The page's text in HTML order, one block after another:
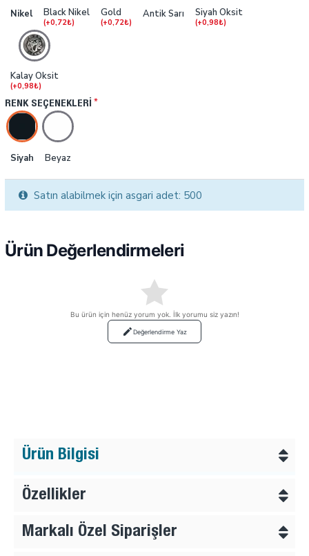
Nikel Black Nikel
(+0,72₺)
Gold
(+0,72₺)
Antik Sarı Siyah Oksit
(+0,98₺)
Kalay Oksit
(+0,98₺)
RENK SEÇENEKLERI
Siyah Beyaz
Satın alabilmek için asgari adet: 500
Ürün Değerlendirmeleri
Bu ürün için henüz yorum yok. İlk yorumu siz yazın!
Değerlendirme Yaz
Ürün Bilgisi
Özellikler
Markalı Özel Siparişler